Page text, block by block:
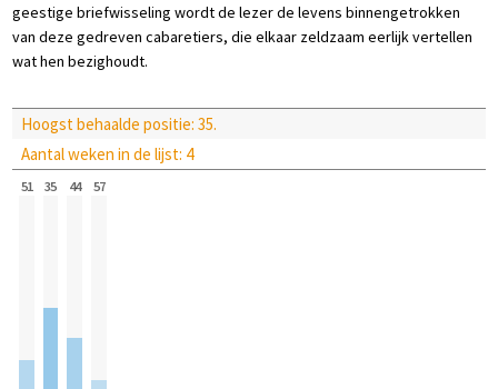
geestige briefwisseling wordt de lezer de levens binnengetrokken
van deze gedreven cabaretiers, die elkaar zeldzaam eerlijk vertellen
wat hen bezighoudt.
Hoogst behaalde positie: 35.
Aantal weken in de lijst: 4
51 35 44 57